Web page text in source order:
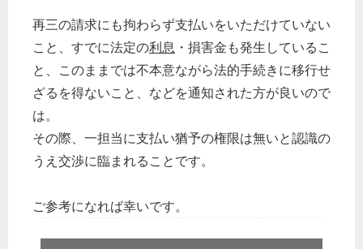
再三の請求にも拘わらず支払いをいただけていない
こと、すでに法定の利息 ・損害金も発生しているこ
と、このままでは不本意ながら法的手続きに移行せ
ざるを得ないこと、などを通知された方が良いので
は。
その際、一担当に支払い猶予の権限は無いと認識の
うえ交渉に臨まれることです。
ご参考になれば幸いです。